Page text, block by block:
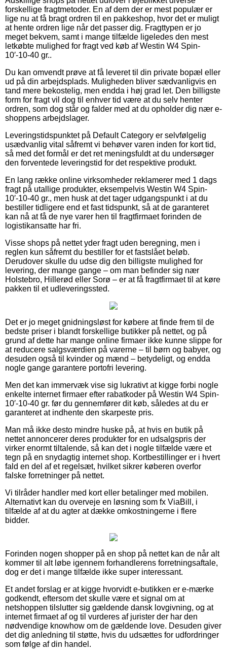
forskellige fragtmetoder. En af dem der er mest populær er
lige nu at få bragt ordren til en pakkeshop, hvor det er muligt
at hente ordren lige når det passer dig. Fragttypen er jo
meget bekvem, samt i mange tilfælde ligeledes den mest
letkøbte mulighed for fragt ved køb af Westin W4 Spin-
10′-10-40 gr..
Du kan omvendt prøve at få leveret til din private bopæl eller
ud på din arbejdsplads. Muligheden bliver sædvanligvis en
tand mere bekostelig, men endda i høj grad let. Den billigste
form for fragt vil dog til enhver tid være at du selv henter
ordren, som dog står og falder med at du opholder dig nær e-
shoppens arbejdslager.
Leveringstidspunktet på Default Category er selvfølgelig
usædvanlig vital såfremt vi behøver varen inden for kort tid,
så med det formål er det ret meningsfuldt at du undersøger
den forventede leveringstid for det respektive produkt.
En lang række online virksomheder reklamerer med 1 dags
fragt på utallige produkter, eksempelvis Westin W4 Spin-
10′-10-40 gr., men husk at det tager udgangspunkt i at du
bestiller tidligere end et fast tidspunkt, så at de garanteret
kan nå at få de nye varer hen til fragtfirmaet forinden de
logistikansatte har fri.
Visse shops på nettet yder fragt uden beregning, men i
reglen kun såfremt du bestiller for et fastslået beløb.
Derudover skulle du udse dig den billigste mulighed for
levering, der mange gange – om man befinder sig nær
Holstebro, Hillerød eller Sorø – er at få fragtfirmaet til at køre
pakken til et udleveringssted.
Det er jo meget gnidningsløst for købere at finde frem til de
bedste priser i blandt forskellige butikker på nettet, og på
grund af dette har mange online firmaer ikke kunne slippe for
at reducere salgsværdien på varerne – til børn og babyer, og
desuden også til kvinder og mænd – betydeligt, og endda
nogle gange garantere portofri levering.
Men det kan immervæk vise sig lukrativt at kigge forbi nogle
enkelte internet firmaer efter rabatkoder på Westin W4 Spin-
10′-10-40 gr. før du gennemfører dit køb, således at du er
garanteret at indhente den skarpeste pris.
Man må ikke desto mindre huske på, at hvis en butik på
nettet annoncerer deres produkter for en udsalgspris der
virker enormt tiltalende, så kan det i nogle tilfælde være et
tegn på en snydagtig internet shop. Kortbestillinger er i hvert
fald en del af et regelsæt, hvilket sikrer køberen overfor
falske forretninger på nettet.
Vi tilråder handler med kort eller betalinger med mobilen.
Alternativt kan du overveje en løsning som fx ViaBill, i
tilfælde af at du agter at dække omkostningerne i flere
bidder.
Forinden nogen shopper på en shop på nettet kan de når alt
kommer til alt løbe igennem forhandlerens forretningsaftale,
dog er det i mange tilfælde ikke super interessant.
Et andet forslag er at kigge hvorvidt e-butikken er e-mærke
godkendt, eftersom det skulle være et signal om at
netshoppen tilslutter sig gældende dansk lovgivning, og at
internet firmaet af og til vurderes af jurister der har den
nødvendige knowhow om de gældende love. Desuden giver
det dig anledning til støtte, hvis du udsættes for udfordringer
som følge af din handel.